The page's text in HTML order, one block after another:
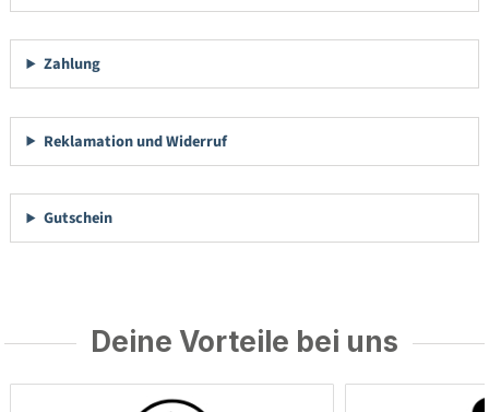
Zahlung
Reklamation und Widerruf
Gutschein
Deine Vorteile bei uns